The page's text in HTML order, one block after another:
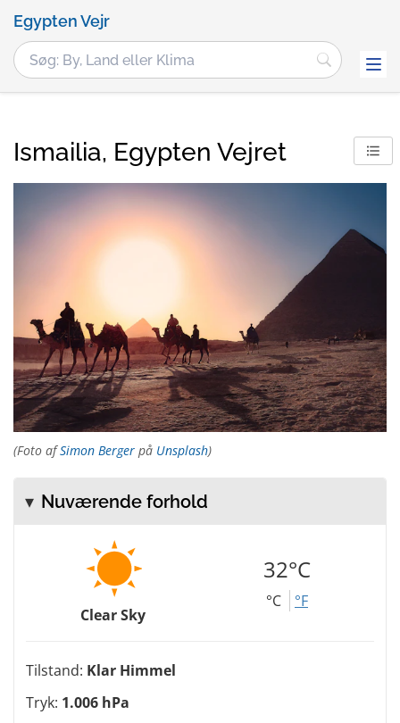
Egypten Vejr
Ismailia, Egypten Vejret
(Foto afSimon Berger på Unsplash)
Nuværende forhold
Clear Sky
32°C
°C °F
Tilstand: Klar Himmel
Tryk: 1.006 hPa